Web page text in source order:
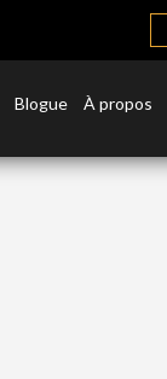
Blogue À propos